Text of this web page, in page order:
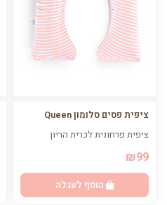
ציפית פסים סלומון Queen
ציפית פרחונית לכרית הריון
₪99
הוסף לעגלה